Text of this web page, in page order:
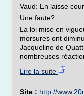
Vaud: En laisse
Une faute?
La loi mise en
morsures ont
Jacqueline de
nombreuses
Lire la suite
Site : http://